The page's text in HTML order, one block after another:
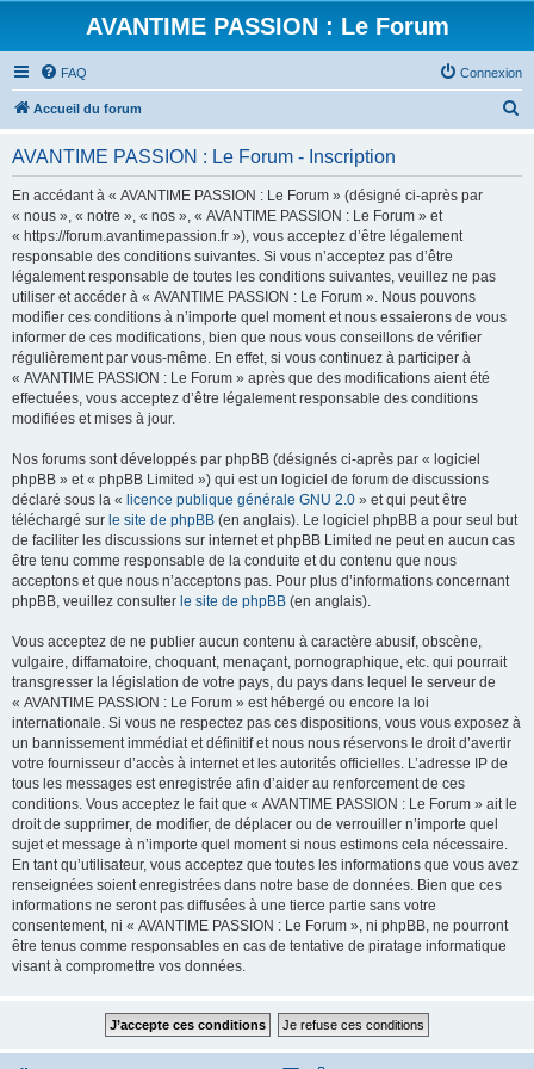
AVANTIME PASSION : Le Forum
FAQ Connexion
Accueil du forum
AVANTIME PASSION : Le Forum - Inscription
En accédant à « AVANTIME PASSION : Le Forum » (désigné ci-après par
« nous », « notre », « nos », « AVANTIME PASSION : Le Forum » et
« https://forum.avantimepassion.fr »), vous acceptez d’être légalement
responsable des conditions suivantes. Si vous n’acceptez pas d’être
légalement responsable de toutes les conditions suivantes, veuillez ne pas
utiliser et accéder à « AVANTIME PASSION : Le Forum ». Nous pouvons
modifier ces conditions à n’importe quel moment et nous essaierons de vous
informer de ces modifications, bien que nous vous conseillons de vérifier
régulièrement par vous-même. En effet, si vous continuez à participer à
« AVANTIME PASSION : Le Forum » après que des modifications aient été
effectuées, vous acceptez d’être légalement responsable des conditions
modifiées et mises à jour.
Nos forums sont développés par phpBB (désignés ci-après par « logiciel
phpBB » et « phpBB Limited ») qui est un logiciel de forum de discussions
déclaré sous la « licence publique générale GNU 2.0 » et qui peut être
téléchargé sur le site de phpBB (en anglais). Le logiciel phpBB a pour seul but
de faciliter les discussions sur internet et phpBB Limited ne peut en aucun cas
être tenu comme responsable de la conduite et du contenu que nous
acceptons et que nous n’acceptons pas. Pour plus d’informations concernant
phpBB, veuillez consulter le site de phpBB (en anglais).
Vous acceptez de ne publier aucun contenu à caractère abusif, obscène,
vulgaire, diffamatoire, choquant, menaçant, pornographique, etc. qui pourrait
transgresser la législation de votre pays, du pays dans lequel le serveur de
« AVANTIME PASSION : Le Forum » est hébergé ou encore la loi
internationale. Si vous ne respectez pas ces dispositions, vous vous exposez à
un bannissement immédiat et définitif et nous nous réservons le droit d’avertir
votre fournisseur d’accès à internet et les autorités officielles. L’adresse IP de
tous les messages est enregistrée afin d’aider au renforcement de ces
conditions. Vous acceptez le fait que « AVANTIME PASSION : Le Forum » ait le
droit de supprimer, de modifier, de déplacer ou de verrouiller n’importe quel
sujet et message à n’importe quel moment si nous estimons cela nécessaire.
En tant qu’utilisateur, vous acceptez que toutes les informations que vous avez
renseignées soient enregistrées dans notre base de données. Bien que ces
informations ne seront pas diffusées à une tierce partie sans votre
consentement, ni « AVANTIME PASSION : Le Forum », ni phpBB, ne pourront
être tenus comme responsables en cas de tentative de piratage informatique
visant à compromettre vos données.